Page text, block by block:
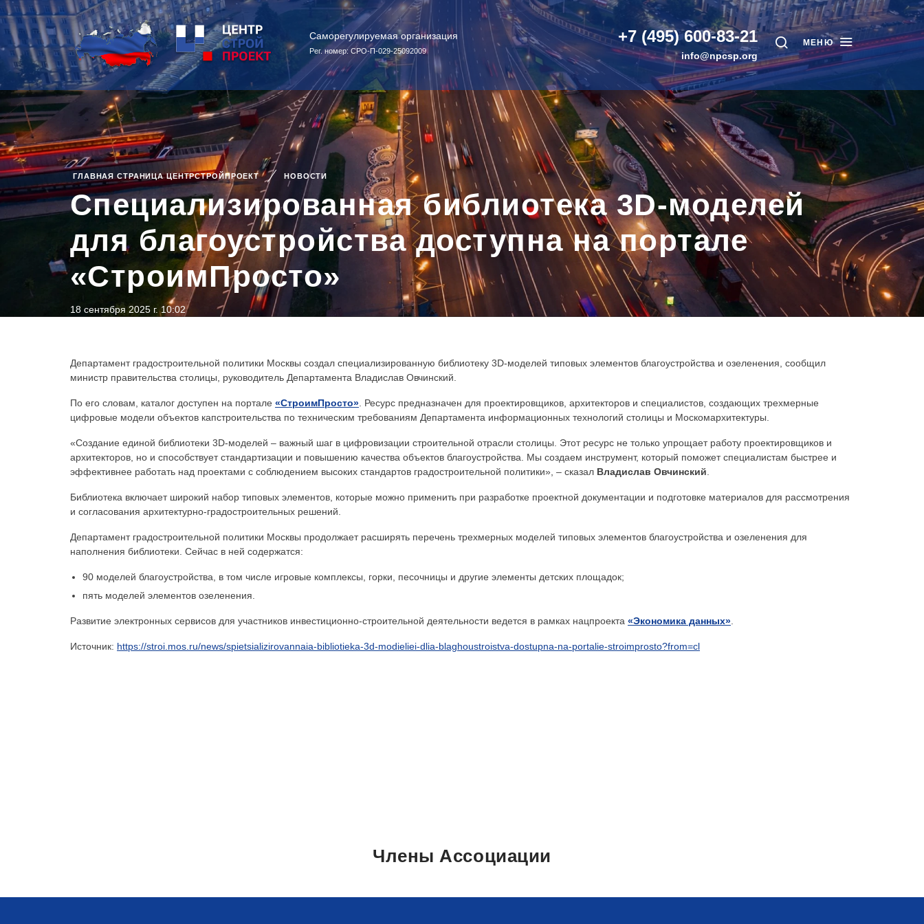
Саморегулируемая организация
Рег. номер: СРО-П-029-25092009
+7 (495) 600-83-21
info@npcsp.org
МЕНЮ
ГЛАВНАЯ СТРАНИЦА ЦЕНТРСТРОЙПРОЕКТ НОВОСТИ
Специализированная библиотека 3D-моделей
для благоустройства доступна на портале
«СтроимПросто»
18 сентября 2025 г. 10:02
Департамент градостроительной политики Москвы создал специализированную библиотеку 3D-моделей типовых элементов благоустройства и озеленения, сообщил
министр правительства столицы, руководитель Департамента Владислав Овчинский.
По его словам, каталог доступен на портале «СтроимПросто» . Ресурс предназначен для проектировщиков, архитекторов и специалистов, создающих трехмерные
цифровые модели объектов капстроительства по техническим требованиям Департамента информационных технологий столицы и Москомархитектуры.
«Создание единой библиотеки 3D-моделей – важный шаг в цифровизации строительной отрасли столицы. Этот ресурс не только упрощает работу проектировщиков и
архитекторов, но и способствует стандартизации и повышению качества объектов благоустройства. Мы создаем инструмент, который поможет специалистам быстрее и
эффективнее работать над проектами с соблюдением высоких стандартов градостроительной политики», – сказал Владислав Овчинский
Библиотека включает широкий набор типовых элементов, которые можно применить при разработке проектной документации и подготовке материалов для рассмотрения
и согласования архитектурно-градостроительных решений.
Департамент градостроительной политики Москвы продолжает расширять перечень трехмерных моделей типовых элементов благоустройства и озеленения для
наполнения библиотеки. Сейчас в ней содержатся:
90 моделей благоустройства, в том числе игровые комплексы, горки, песочницы и другие элементы детских площадок;
пять моделей элементов озеленения.
Развитие электронных сервисов для участников инвестиционно-строительной деятельности ведется в рамках нацпроекта «Экономика данных»
Источник: https://stroi.mos.ru/news/spietsializirovannaia-bibliotieka-3d-modieliei-dlia-blaghoustroistva-dostupna-na-portalie-stroimprosto?from=cl
Члены Ассоциации